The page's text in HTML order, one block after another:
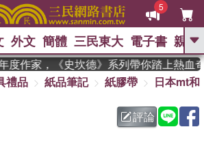
5
GO
熱搜： 東野圭吾 、 高希均教授回憶錄
暑期推薦 、 國際布克
方念華 、 台灣的李
外文 簡體 三民東大 電子書 親子
作家，《史坎德》系列帶你踏上熱血奇
禮品 紙品筆記 紙膠帶
日本mt和
評論